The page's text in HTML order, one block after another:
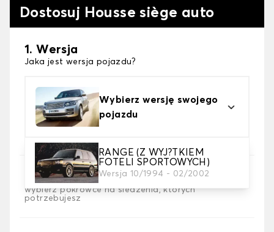
Dostosuj Housse siège auto
1. Wersja
Jaka jest wersja pojazdu?
Wybierz wersję swojego
pojazdu
RANGE (Z WYJ?TKIEM
FOTELI SPORTOWYCH)
Wersja 10/1994 - 02/2002
2. Wybór gry
wybierz pokrowce na siedzenia, których
potrzebujesz